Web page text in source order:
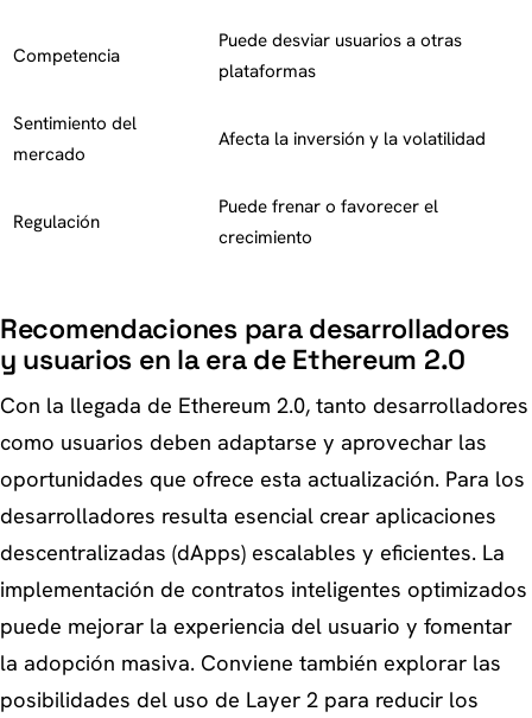
Competencia
Puede desviar usuarios a otras
plataformas
Sentimiento del
mercado
Afecta la inversión y la volatilidad
Regulación
Puede frenar o favorecer el
crecimiento
Recomendaciones para desarrolladores
y usuarios en la era de Ethereum 2.0
Con la llegada de Ethereum 2.0, tanto desarrolladores
como usuarios deben adaptarse y aprovechar las
oportunidades que ofrece esta actualización. Para los
desarrolladores resulta esencial crear aplicaciones
descentralizadas (dApps) escalables y eficientes. La
implementación de contratos inteligentes optimizados
puede mejorar la experiencia del usuario y fomentar
la adopción masiva. Conviene también explorar las
posibilidades del uso de Layer 2 para reducir los